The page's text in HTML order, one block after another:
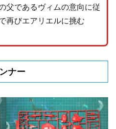
父であるヴィムの意向に従
再びエアリエルに挑む
ナー